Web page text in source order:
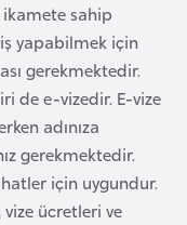
sahip
yapabilmek için
gerekmektedir.
de e-vizedir. E-vize
adınıza
gerekmektedir.
için uygundur.
ücretleri ve